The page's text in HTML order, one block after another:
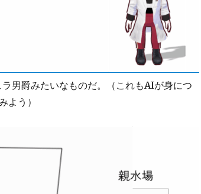
男爵みたいなものだ。（これもAIが身につ
よう）